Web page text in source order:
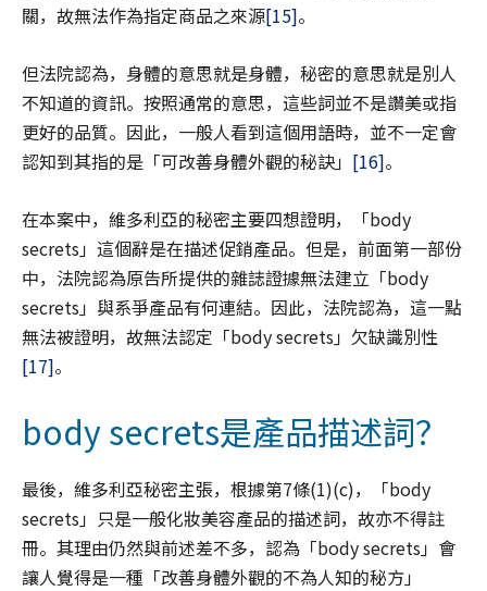
關，故無法作為指定商品之來源[15]。
但法院認為，身體的意思就是身體，秘密的意思就是別人
不知道的資訊。按照通常的意思，這些詞並不是讚美或指
更好的品質。因此，一般人看到這個用語時，並不一定會
認知到其指的是「可改善身體外觀的秘訣」 [16]。
在本案中，維多利亞的秘密主要四想證明，「body
secrets」這個辭是在描述促銷產品。但是，前面第一部份
中，法院認為原告所提供的雜誌證據無法建立「body
secrets」與系爭產品有何連結。因此，法院認為，這一點
無法被證明，故無法認定「body secrets」欠缺識別性
[17]。
body secrets是產品描述詞？
最後，維多利亞秘密主張，根據第7條(1)(c)，「body
secrets」只是一般化妝美容產品的描述詞，故亦不得註
冊。其理由仍然與前述差不多，認為「body secrets」會
讓人覺得是一種「改善身體外觀的不為人知的秘方」